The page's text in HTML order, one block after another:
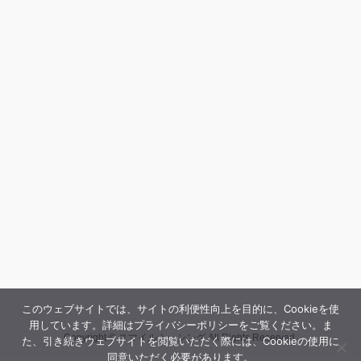
Copyright © スマイルナーシング All Rights Reserved.
このウェブサイトでは、サイトの利便性向上を目的に、Cookieを使
用しています。詳細はプライバシーポリシーをご覧ください。ま
た、引き続きウェブサイトを閲覧いただく際には、Cookieの使用に
同意いただく必要があります。